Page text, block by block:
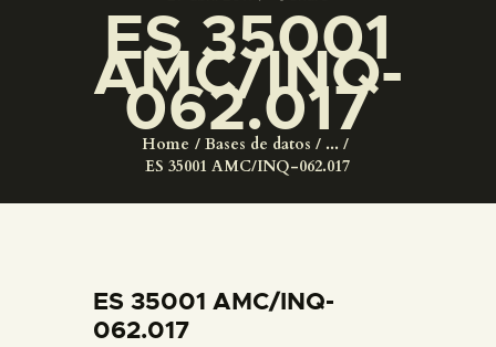
ES 35001
AMC/INQ-
062.017
Home Bases de datos
...
ES 35001 AMC/INQ-062.017
PREPARAR LA VISITA
ACTIVIDADES
COLECCIONES
ES 35001 AMC/INQ-
062.017